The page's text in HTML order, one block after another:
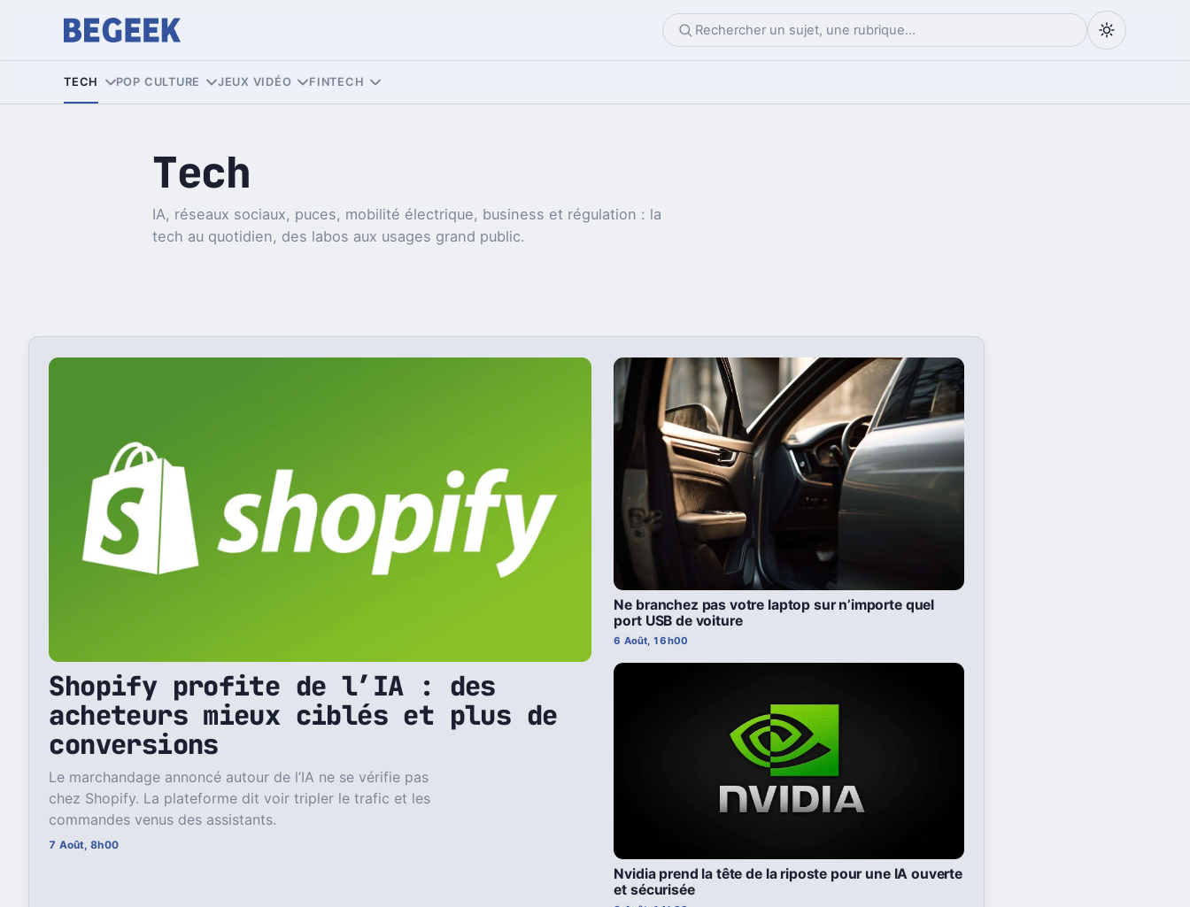
TECH POP CULTURE JEUX VIDÉO FINTECH
Tech
IA, réseaux sociaux, puces, mobilité électrique, business et régulation : la
tech au quotidien, des labos aux usages grand public.
Shopify profite de l’IA : des
acheteurs mieux ciblés et plus de
conversions
Le marchandage annoncé autour de l’IA ne se vérifie pas
chez Shopify. La plateforme dit voir tripler le trafic et les
commandes venus des assistants.
7 Août, 8h00
Ne branchez pas votre laptop sur n’importe quel
port USB de voiture
6 Août, 16h00
Nvidia prend la tête de la riposte pour une IA ouverte
et sécurisée